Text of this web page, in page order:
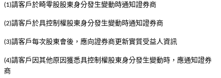
(1)請客戶於畸零股股東身分發生變動時通知證券商
(2)請客戶於具控制權股東身分發生變動時通知證券商
(3)請客戶每次股東會後，應向證券商更新實質受益人資訊
(4)請客戶因其他原因獲悉具控制權股東身分發生變動時，應通知證券
商